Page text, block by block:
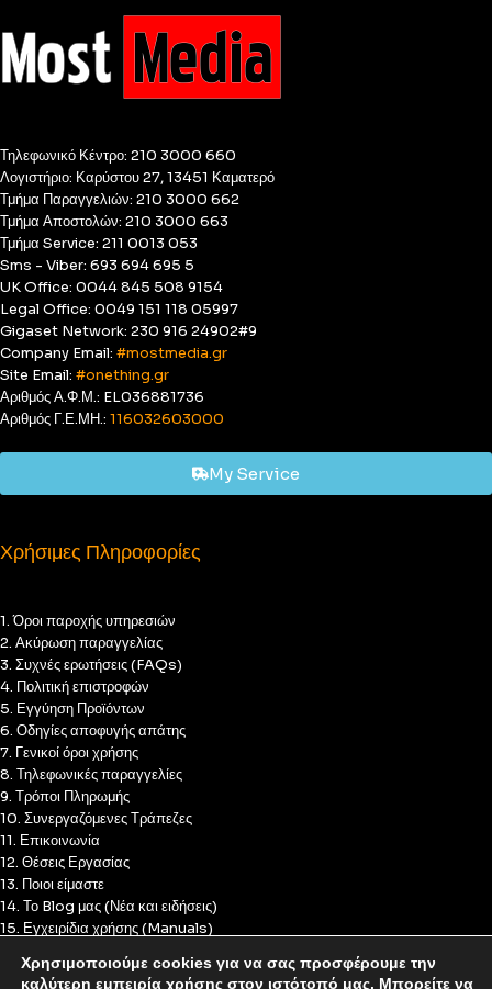
Τηλεφωνικό Κέντρο: 210 3000 660
Λογιστήριο: Καρύστου 27, 13451 Καματερό
Τμήμα Παραγγελιών: 210 3000 662
Τμήμα Αποστολών: 210 3000 663
Τμήμα Service: 211 0013 053
Sms - Viber: 693 694 695 5
UK Office: 0044 845 508 9154
Legal Office: 0049 151 118 05997
Gigaset Network: 230 916 24902#9
Company Email: #mostmedia.gr
Site Email: #onething.gr
Αριθμός Α.Φ.Μ.: EL036881736
Αριθμός Γ.Ε.ΜΗ.: 116032603000
My Service
Χρήσιμες Πληροφορίες
1. Όροι παροχής υπηρεσιών
2. Ακύρωση παραγγελίας
3. Συχνές ερωτήσεις (FAQs)
4. Πολιτική επιστροφών
5. Εγγύηση Προϊόντων
6. Οδηγίες αποφυγής απάτης
7. Γενικοί όροι χρήσης
8. Τηλεφωνικές παραγγελίες
9. Τρόποι Πληρωμής
10. Συνεργαζόμενες Τράπεζες
11. Επικοινωνία
12. Θέσεις Εργασίας
13. Ποιοι είμαστε
14. Το Blog μας (Νέα και ειδήσεις)
15. Εγχειρίδια χρήσης (Manuals)
17. Πολιτική Cookies
Χρησιμοποιούμε cookies για να σας προσφέρουμε την
καλύτερη εμπειρία χρήσης στον ιστότοπό μας. Μπορείτε να